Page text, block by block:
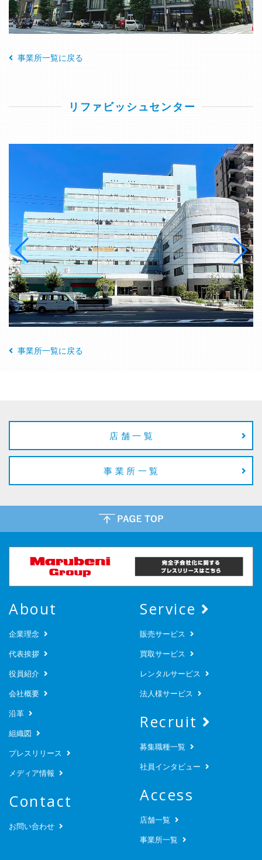
事業所一覧に戻る
事業所一覧に戻る
店舗一覧
事業所一覧
About
企業理念
代表挨拶
役員紹介
会社概要
沿革
組織図
プレスリリース
メディア情報
Contact
お問い合わせ
Service
販売サービス
買取サービス
レンタルサービス
法人様サービス
Recruit
募集職種一覧
社員インタビュー
Access
店舗一覧
事業所一覧